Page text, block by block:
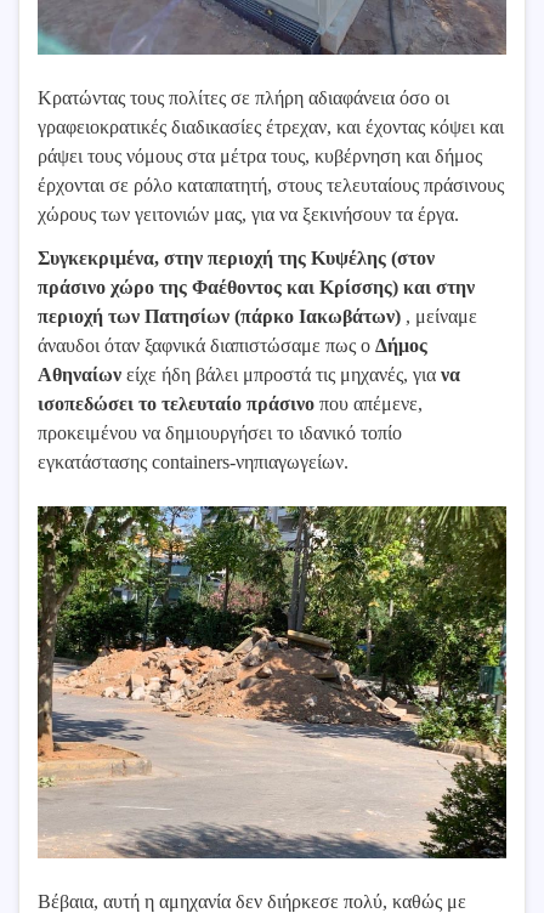
Κρατώντας τους πολίτες σε πλήρη αδιαφάνεια όσο οι
γραφειοκρατικές διαδικασίες έτρεχαν, και έχοντας κόψει και
ράψει τους νόμους στα μέτρα τους, κυβέρνηση και δήμος
έρχονται σε ρόλο καταπατητή, στους τελευταίους πράσινους
χώρους των γειτονιών μας, για να ξεκινήσουν τα έργα.
Συγκεκριμένα, στην περιοχή της Κυψέλης (στον
πράσινο χώρο της Φαέθοντος και Κρίσσης) και στην
περιοχή των Πατησίων (πάρκο Ιακωβάτων) , μείναμε
άναυδοι όταν ξαφνικά διαπιστώσαμε πως ο Δήμος
Αθηναίων είχε ήδη βάλει μπροστά τις μηχανές, για να
ισοπεδώσει το τελευταίο πράσινο που απέμενε,
προκειμένου να δημιουργήσει το ιδανικό τοπίο
εγκατάστασης containers-νηπιαγωγείων.
Βέβαια, αυτή η αμηχανία δεν διήρκεσε πολύ, καθώς με